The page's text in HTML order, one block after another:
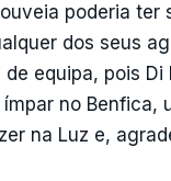
poderia ter
dos seus
equipa, pois Di
no Benfica,
na Luz e,